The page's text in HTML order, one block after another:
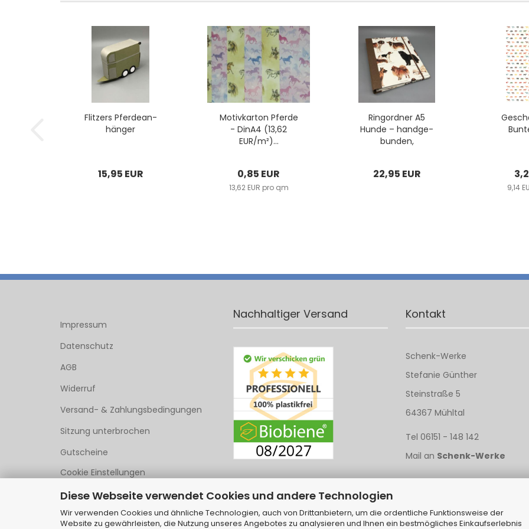
Diese Webseite verwendet Cookies und andere Technologien
Wir verwenden Cookies und ähnliche Technologien, auch von Drittanbietern, um die ordentliche Funktionsweise der
Website zu gewährleisten, die Nutzung unseres Angebotes zu analysieren und Ihnen ein bestmögliches Einkaufserlebnis
Flit­zers Pfer­de­an­
hän­ger
15,95 EUR
Mo­tiv­kar­ton Pfer­de
- DinA4 (13,62
EUR/m²)...
0,85 EUR
13,62 EUR pro qm
Ring­ord­ner A5
Hunde – hand­ge­
bun­den,
22,95 EUR
9,14
Impressum
Datenschutz
AGB
Widerruf
Versand- & Zahlungsbedingungen
Sitzung unterbrochen
Gutscheine
Cookie Einstellungen
Nachhaltiger Versand Kontakt
Schenk-Werke
Stefanie Günther
Steinstraße 5
64367 Mühltal
Tel 06151 - 148 142
Mail an Schenk-Werke